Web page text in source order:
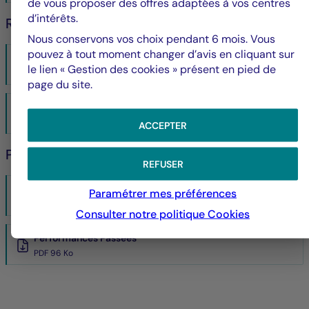
Reporting
Rapport Annuel audité
PDF 3184 Ko
Reporting
Performances
Historique VL
Performances Passées
PDF 96 Ko
d’intérêts.
Nous conservons vos choix pendant 6 mois. Vous
pouvez à tout moment changer d’avis en cliquant sur
le lien « Gestion des cookies » présent en pied de
page du site.
ACCEPTER
REFUSER
Paramétrer mes préférences
Consulter notre politiqueCookies